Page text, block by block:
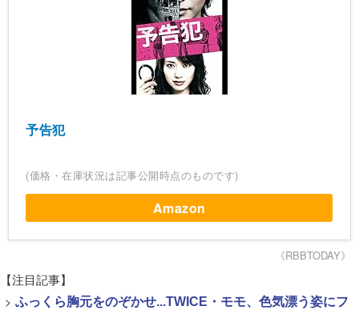
予告犯
(価格・在庫状況は記事公開時点のものです)
Amazon
《RBBTODAY》
【注目記事】
> ふっくら胸元をのぞかせ...TWICE・モモ、色気漂う姿にフ